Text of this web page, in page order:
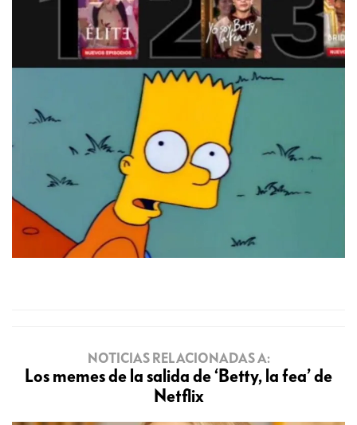
NOTICIAS RELACIONADAS A:
Los memes de la salida de ‘Betty, la fea’ de
Netflix